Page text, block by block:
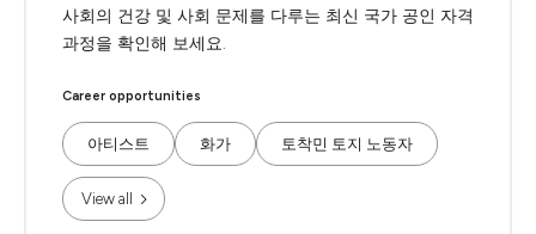
사회의 건강 및 사회 문제를 다루는 최신 국가 공인 자격
과정을 확인해 보세요.
Career opportunities
아티스트 화가 토착민 토지 노동자
View all